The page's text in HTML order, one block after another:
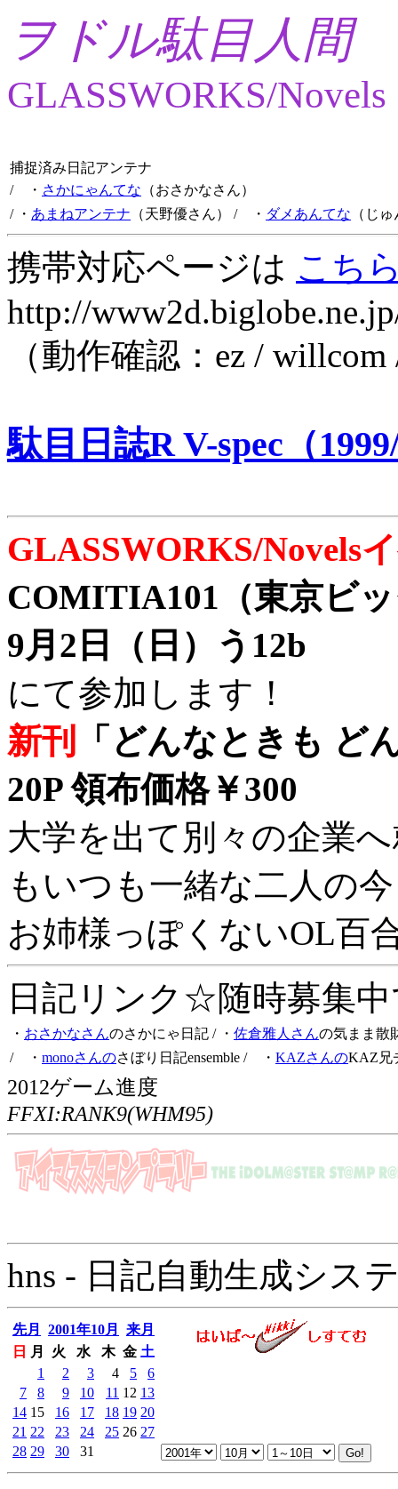
ヲドル駄目人間
GLASSWORKS/Novels
捕捉済み日記アンテナ
/ ・ さかにゃんてな （おさかなさん）
/ ・ あまねアンテナ （天野優さん） / ・ ダメあんてな （じ
携帯対応ページは こち
http://
（動作確認：ez /
駄目日誌R V-spec（
GLASSWORKS/Novels
COMITIA101（東京ビ
9月2日（日）う12b
にて参加します！
新刊
「どんなときも ど
20P 領布価格￥300
大学を出て別々の企業
もいつも一緒な二人の
お姉様っぽくないOL百
日記リンク☆随時募集
・ おさかなさんのさかにゃ日記 / ・ 佐倉雅人さんの気まま散
/ ・ monoさんのさぼり日記ensemble / ・ KAZさんのKAZ兄
2012ゲーム進度
FFXI:RANK9(WHM95)
hns - 日記自動生成シス
先月 2001年10月
来月
日
月 火 水 木 金 土
1
2 3 4 5
6
7
8 9 10 11 12 13
14 15 16 17 18 19 20
21 22 23 24 25 26 27
28 29 30 31